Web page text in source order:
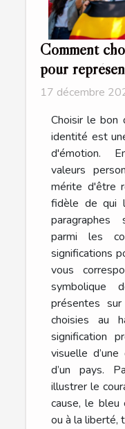
Comment
pour
17 décembre
Choisir le bon
identité est
d'émotion.
valeurs
mérite d'être
fidèle de qui
paragraphes
parmi les
significations
vous
symbolique
présentes
choisies au
signification
visuelle d’une
d’un pays.
illustrer le
cause, le
ou à la liberté,